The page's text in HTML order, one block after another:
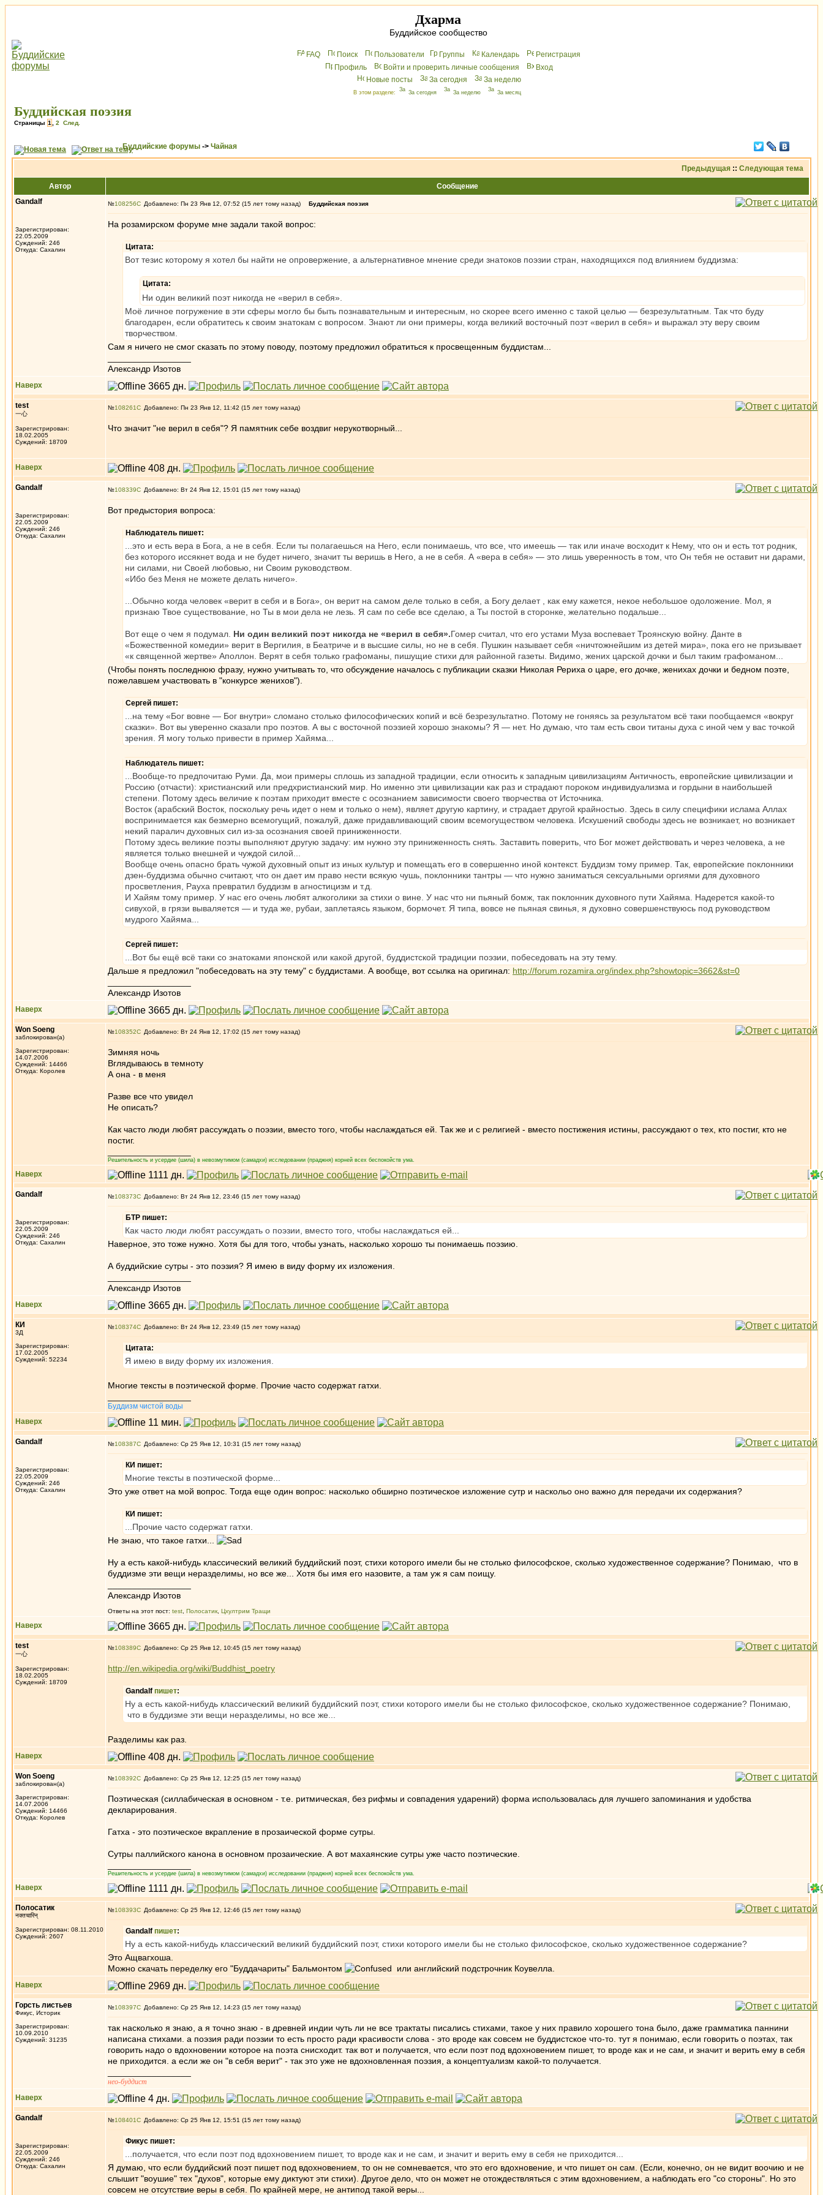
Дхарма
Буддийское сообщество
FAQ Поиск Пользователи Группы Календарь
Peгиcтрaция
Профиль
Войти и проверить личные сообщения
Вхoд
Новые посты
За сегодня За неделю
В этом разделе: За сегодня За неделю За месяц
Буддийская поэзия
Страницы 1 2 След.
Буддийские форумы -> Чайная
Предыдущая :: Следующая тема
Автор
Сообщение
Gandalf
Зарегистрирован:
22.05.2009
Суждений: 246
Откуда: Сахалин
№108256 Добавлено: Пн 23 Янв 12, 07:52 (15 лет тому назад) Буддийская поэзия
На розамирском форуме мне задали такой вопрос:
Цитата:
Вот тезис которому я хотел бы найти не опровержение, а альтернативное мнение среди знатоков поэзии стран, находящихся под влиянием буддизма:
Цитата:
Ни один великий поэт никогда не «верил в себя».
Моё личное погружение в эти сферы могло бы быть познавательным и интересным, но скорее всего именно с такой целью — безрезультатным. Так что буду
благодарен, если обратитесь к своим знатокам с вопросом. Знают ли они примеры, когда великий восточный поэт «верил в себя» и выражал эту веру своим
творчеством.
Сам я ничего не смог сказать по этому поводу, поэтому предложил обратиться к просвещенным буддистам...
Александр Изотов
Наверх
test
一心
Зарегистрирован:
18.02.2005
Суждений: 18709
№108261 Добавлено: Пн 23 Янв 12, 11:42 (15 лет тому назад)
Что значит "не верил в себя"? Я памятник себе воздвиг нерукотворный...
Наверх
Gandalf
Зарегистрирован:
22.05.2009
Суждений: 246
Откуда: Сахалин
№108339 Добавлено: Вт 24 Янв 12, 15:01 (15 лет тому назад)
Вот предыстория вопроса:
Наблюдатель пишет:
...это и есть вера в Бога, а не в себя. Если ты полагаешься на Него, если понимаешь, что все, что имеешь — так или иначе восходит к Нему, что он и есть тот родник,
без которого иссякнет вода и не будет ничего, значит ты веришь в Него, а не в себя. А «вера в себя» — это лишь уверенность в том, что Он тебя не оставит ни дарами,
ни силами, ни Своей любовью, ни Своим руководством.
«Ибо без Меня не можете делать ничего».
...Обычно когда человек «верит в себя и в Бога», он верит на самом деле только в себя, а Богу делает , как ему кажется, некое небольшое одоложение. Мол, я
признаю Твое существование, но Ты в мои дела не лезь. Я сам по себе все сделаю, а Ты постой в сторонке, желательно подальше...
Вот еще о чем я подумал. Ни один великий поэт никогда не «верил в себя».Гомер считал, что его устами Муза воспевает Троянскую войну. Данте в
«Божественной комедии» верит в Вергилия, в Беатриче и в высшие силы, но не в себя. Пушкин называет себя «ничтожнейшим из детей мира», пока его не призывает
«к священной жертве» Аполлон. Верят в себя только графоманы, пишущие стихи для районной газеты. Видимо, жених царской дочки и был таким графоманом...
(Чтобы понять последнюю фразу, нужно учитывать то, что обсуждение началось с публикации сказки Николая Рериха о царе, его дочке, женихах дочки и бедном поэте,
пожелавшем участвовать в "конкурсе женихов").
Сергей пишет:
...на тему «Бог вовне — Бог внутри» сломано столько философических копий и всё безрезультатно. Потому не гоняясь за результатом всё таки пообщаемся «вокруг
сказки». Вот вы уверенно сказали про поэтов. А вы с восточной поэзией хорошо знакомы? Я — нет. Но думаю, что там есть свои титаны духа с иной чем у вас точкой
зрения. Я могу только привести в пример Хайяма...
Наблюдатель пишет:
...Вообще-то предпочитаю Руми. Да, мои примеры сплошь из западной традиции, если относить к западным цивилизациям Античность, европейские цивилизации и
Россию (отчасти): христианский или предхристианский мир. Но именно эти цивилизации как раз и страдают пороком индивидуализма и гордыни в наибольшей
степени. Потому здесь величие к поэтам приходит вместе с осознанием зависимости своего творчества от Источника.
Восток (арабский Восток, поскольку речь идет о нем и только о нем), являет другую картину, и страдает другой крайностью. Здесь в силу специфики ислама Аллах
воспринимается как безмерно всемогущий, пожалуй, даже придавливающий своим всемогуществом человека. Искушений свободы здесь не возникает, но возникает
некий паралич духовных сил из-за осознания своей приниженности.
Потому здесь великие поэты выполняют другую задачу: им нужно эту приниженность снять. Заставить поверить, что Бог может действовать и через человека, а не
является только внешней и чуждой силой...
Вообще очень опасно брать чужой духовный опыт из иных культур и помещать его в совершенно иной контекст. Буддизм тому пример. Так, европейские поклонники
дзен-буддизма обычно считают, что он дает им право нести всякую чушь, поклонники тантры — что нужно заниматься сексуальными оргиями для духовного
просветления, Рауха превратил буддизм в агностицизм и т.д.
И Хайям тому пример. У нас его очень любят алкоголики за стихи о вине. У нас что ни пьяный бомж, так поклонник духовного пути Хайяма. Надерется какой-то
сивухой, в грязи вываляется — и туда же, рубаи, заплетаясь языком, бормочет. Я типа, вовсе не пьяная свинья, я духовно совершенствуюсь под руководством
мудрого Хайяма...
Сергей пишет:
...Вот бы ещё всё таки со знатоками японской или какой другой, буддистской традиции поэзии, побеседовать на эту тему.
Дальше я предложил "побеседовать на эту тему" с буддистами. А вообще, вот ссылка на оригинал: http://forum.rozamira.org/index.php?showtopic=3662&st=0
Александр Изотов
Наверх
Won Soeng
заблокирован(а)
Зарегистрирован:
14.07.2006
Суждений: 14466
Откуда: Королев
№108352 Добавлено: Вт 24 Янв 12, 17:02 (15 лет тому назад)
Зимняя ночь
Вглядываюсь в темноту
А она - в меня
Разве все что увидел
Не описать?
Как часто люди любят рассуждать о поэзии, вместо того, чтобы наслаждаться ей. Так же и с религией - вместо постижения истины, рассуждают о тех, кто постиг, кто не
постиг.
Решительность и усердие (шила) в невозмутимом (самадхи) исследовании (праджня) корней всех беспокойств ума.
Наверх
Gandalf
Зарегистрирован:
22.05.2009
Суждений: 246
Откуда: Сахалин
№108373 Добавлено: Вт 24 Янв 12, 23:46 (15 лет тому назад)
БТР пишет:
Как часто люди любят рассуждать о поэзии, вместо того, чтобы наслаждаться ей...
Наверное, это тоже нужно. Хотя бы для того, чтобы узнать, насколько хорошо ты понимаешь поэзию.
А буддийские сутры - это поэзия? Я имею в виду форму их изложения.
Александр Изотов
Наверх
КИ
3Д
Зарегистрирован:
17.02.2005
Суждений: 52234
№108374 Добавлено: Вт 24 Янв 12, 23:49 (15 лет тому назад)
Цитата:
Я имею в виду форму их изложения.
Многие тексты в поэтической форме. Прочие часто содержат гатхи.
Буддизм чистой воды
Наверх
Gandalf
Зарегистрирован:
22.05.2009
Суждений: 246
Откуда: Сахалин
№108387 Добавлено: Ср 25 Янв 12, 10:31 (15 лет тому назад)
КИ пишет:
Многие тексты в поэтической форме...
Это уже ответ на мой вопрос. Тогда еще один вопрос: насколько обширно поэтическое изложение сутр и наскольо оно важно для передачи их содержания?
КИ пишет:
...Прочие часто содержат гатхи.
Не знаю, что такое гатхи...
Ну а есть какой-нибудь классический великий буддийский поэт, стихи которого имели бы не столько философское, сколько художественное содержание? Понимаю, что в
буддизме эти вещи неразделимы, но все же... Хотя бы имя его назовите, а там уж я сам поищу.
Александр Изотов
Ответы на этот пост: test Полосатик Цхултрим Тращи
Наверх
test
一心
Зарегистрирован:
18.02.2005
Суждений: 18709
№108389 Добавлено: Ср 25 Янв 12, 10:45 (15 лет тому назад)
http://en.wikipedia.org/wiki/Buddhist_poetry
Gandalf пишет:
Ну а есть какой-нибудь классический великий буддийский поэт, стихи которого имели бы не столько философское, сколько художественное содержание? Понимаю,
что в буддизме эти вещи неразделимы, но все же...
Разделимы как раз.
Наверх
Won Soeng
заблокирован(а)
Зарегистрирован:
14.07.2006
Суждений: 14466
Откуда: Королев
№108392 Добавлено: Ср 25 Янв 12, 12:25 (15 лет тому назад)
Поэтическая (силлабическая в основном - т.е. ритмическая, без рифмы и совпадения ударений) форма использовалась для лучшего запоминания и удобства
декларирования.
Гатха - это поэтическое вкрапление в прозаической форме сутры.
Сутры паллийского канона в основном прозаические. А вот махаянские сутры уже часто поэтические.
Решительность и усердие (шила) в невозмутимом (самадхи) исследовании (праджня) корней всех беспокойств ума.
Наверх
Полосатик
नक्तचारिन्
Зарегистрирован: 08.11.2010
Суждений: 2607
№108393 Добавлено: Ср 25 Янв 12, 12:46 (15 лет тому назад)
Gandalf пишет:
Ну а есть какой-нибудь классический великий буддийский поэт, стихи которого имели бы не столько философское, сколько художественное содержание?
Это Ащвагхоша.
Можно скачать переделку его "Буддачариты" Бальмонтом
или английский подстрочник Коувелла.
Наверх
Горсть листьев
Фикус, Историк
Зарегистрирован:
10.09.2010
Суждений: 31235
№108397 Добавлено: Ср 25 Янв 12, 14:23 (15 лет тому назад)
так насколько я знаю, а я точно знаю - в древней индии чуть ли не все трактаты писались стихами, такое у них правило хорошего тона было, даже грамматика паннини
написана стихами. а поэзия ради поэзии то есть просто ради красивости слова - это вроде как совсем не буддистское что-то. тут я понимаю, если говорить о поэтах, так
говорить надо о вдохновении которое на поэта снисходит. так вот и получается, что если поэт под вдохновением пишет, то вроде как и не сам, и значит и верить ему в себя
не приходится. а если же он "в себя верит" - так это уже не вдохновленная поэзия, а концептуализм какой-то получается.
нео-буддист
Наверх
Gandalf
Зарегистрирован:
22.05.2009
Суждений: 246
Откуда: Сахалин
№108401 Добавлено: Ср 25 Янв 12, 15:51 (15 лет тому назад)
Фикус пишет:
...получается, что если поэт под вдохновением пишет, то вроде как и не сам, и значит и верить ему в себя не приходится...
Я думаю, что если буддийский поэт пишет под вдохновением, то он не сомневается, что это его вдохновение, и что пишет он сам. (Если, конечно, он не видит воочию и не
слышит "воушие" тех "духов", которые ему диктуют эти стихи). Другое дело, что он может не отождествляться с этим вдохновением, а наблюдать его "со стороны". Но это
совсем не отсутствие веры в себя. По крайней мере, не антипод такой веры...